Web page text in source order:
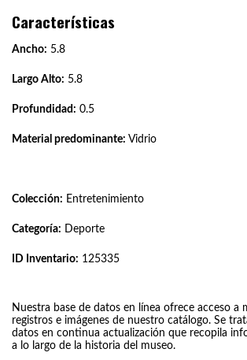
Características
Ancho: 5.8
Largo Alto: 5.8
Profundidad: 0.5
Material predominante: Vidrio
Colección: Entretenimiento
Categoría: Deporte
ID Inventario: 125335
Nuestra base de datos en línea ofrece acceso a
registros e imágenes de nuestro catálogo. Se
datos en continua actualización que recopila
a lo largo de la historia del museo.